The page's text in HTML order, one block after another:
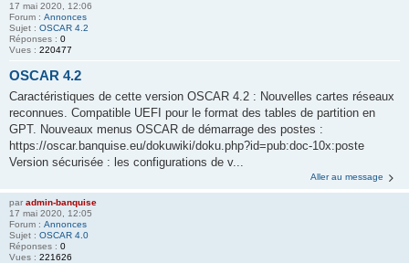
17 mai 2020, 12:06
Forum : Annonces
Sujet : OSCAR 4.2
Réponses : 0
Vues : 220477
OSCAR 4.2
Caractéristiques de cette version OSCAR 4.2 : Nouvelles cartes réseaux
reconnues. Compatible UEFI pour le format des tables de partition en
GPT. Nouveaux menus OSCAR de démarrage des postes :
https://oscar.banquise.eu/dokuwiki/doku.php?id=pub:doc-10x:poste
Version sécurisée : les configurations de v...
Aller au message
par admin-banquise
17 mai 2020, 12:05
Forum : Annonces
Sujet : OSCAR 4.0
Réponses : 0
Vues : 221626